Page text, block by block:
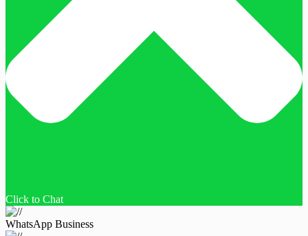
Click to Chat
WhatsApp Business